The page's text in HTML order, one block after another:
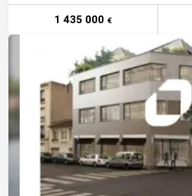
1 435 000 €